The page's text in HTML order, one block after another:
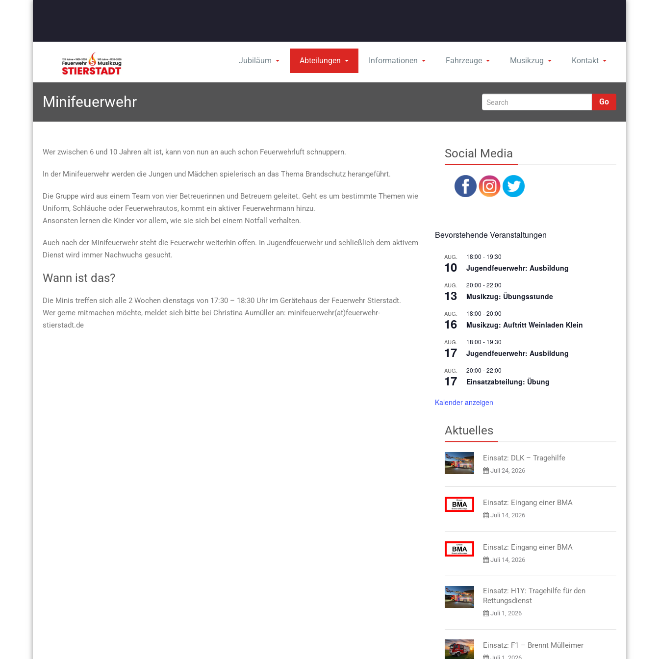
Jubiläum Abteilungen Informationen Fahrzeuge Musikzug Kontakt
Minifeuerwehr Go
Wer zwischen 6 und 10 Jahren alt ist, kann von nun an auch schon Feuerwehrluft schnuppern.
In der Minifeuerwehr werden die Jungen und Mädchen spielerisch an das Thema Brandschutz herangeführt.
Die Gruppe wird aus einem Team von vier Betreuerinnen und Betreuern geleitet. Geht es um bestimmte Themen wie
Uniform, Schläuche oder Feuerwehrautos, kommt ein aktiver Feuerwehrmann hinzu.
Ansonsten lernen die Kinder vor allem, wie sie sich bei einem Notfall verhalten.
Auch nach der Minifeuerwehr steht die Feuerwehr weiterhin offen. In Jugendfeuerwehr und schließlich dem aktivem
Dienst wird immer Nachwuchs gesucht.
Wann ist das?
Die Minis treffen sich alle 2 Wochen dienstags von 17:30 – 18:30 Uhr im Gerätehaus der Feuerwehr Stierstadt.
Wer gerne mitmachen möchte, meldet sich bitte bei Christina Aumüller an: minifeuerwehr(at)feuerwehr-
stierstadt.de
Social Media
Bevorstehende Veranstaltungen
AUG.
10
18:00 - 19:30
Jugendfeuerwehr: Ausbildung
AUG.
13
20:00 -22:00
Musikzug: Übungsstunde
AUG.
16
18:00 -20:00
Musikzug: Auftritt Weinladen Klein
AUG.
17
18:00 - 19:30
Jugendfeuerwehr: Ausbildung
AUG.
17
20:00 -22:00
Einsatzabteilung: Übung
Kalender anzeigen
Aktuelles
Einsatz: DLK – Tragehilfe
Juli 24, 2026
Einsatz: Eingang einer BMA
Juli 14, 2026
Einsatz: Eingang einer BMA
Juli 14, 2026
Einsatz: H1Y: Tragehilfe für den
Rettungsdienst
Juli 1, 2026
Einsatz: F1 – Brennt Mülleimer